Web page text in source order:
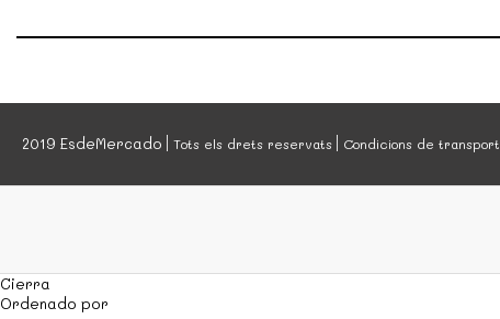
2019 EsdeMercado Tots els drets reservats Condicions de transport
Cierra
Ordenado por